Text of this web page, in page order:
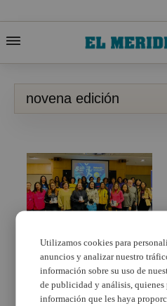
novena edición
Mañana cerca de 2.500
deportistas participarán
en la 9ª Carrera
10KFem
Utilizamos cookies para
anuncios y analizar nuestro
información sobre su uso de
de publicidad y análisis,
información que les haya